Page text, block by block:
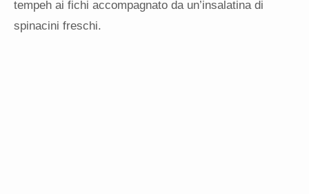
tempeh ai fichi accompagnato da un’insalatina di
spinacini freschi.